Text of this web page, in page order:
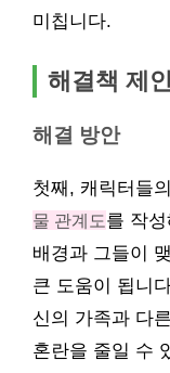
미칩니다.
해결책 제
해결 방안
첫째, 캐릭터들
물 관계도를 작
배경과 그들이
큰 도움이 됩니
신의 가족과 다
혼란을 줄일 수